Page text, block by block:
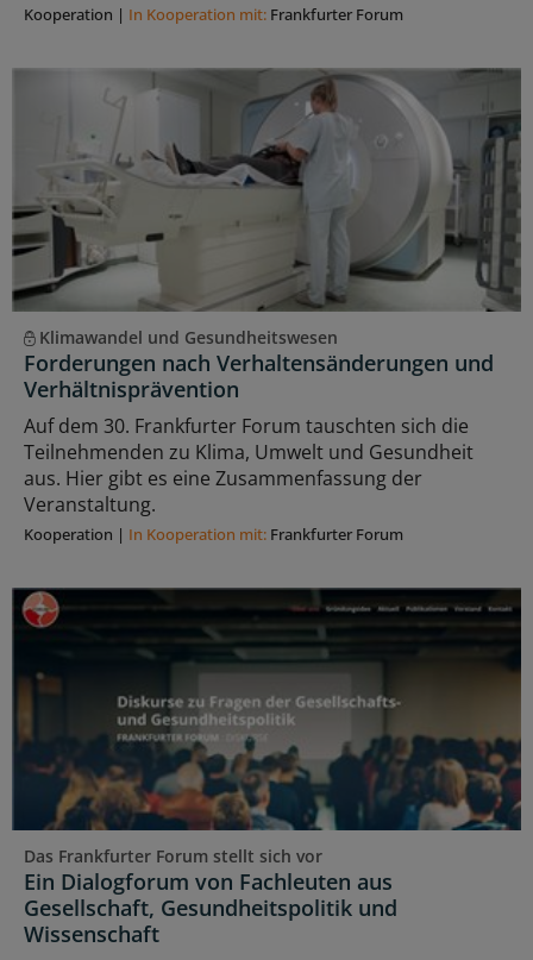
Kooperation | In Kooperation mit: Frankfurter Forum
Klimawandel und Gesundheitswesen
Forderungen nach Verhaltensänderungen und
Verhältnisprävention
Auf dem 30. Frankfurter Forum tauschten sich die
Teilnehmenden zu Klima, Umwelt und Gesundheit
aus. Hier gibt es eine Zusammenfassung der
Veranstaltung.
Kooperation | In Kooperation mit: Frankfurter Forum
Das Frankfurter Forum stellt sich vor
Ein Dialogforum von Fachleuten aus
Gesellschaft, Gesundheitspolitik und
Wissenschaft